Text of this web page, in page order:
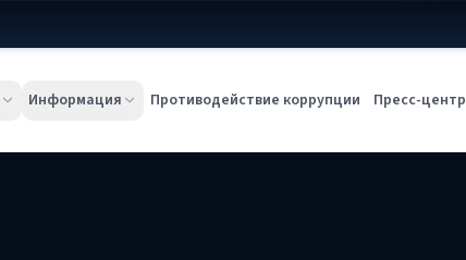
Информация Противодействие коррупции Пресс-центр